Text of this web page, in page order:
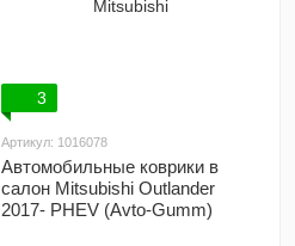
3
Артикул: 1016078
Автомобильные коврики в
салон Mitsubishi Outlander
2017- PHEV (Avto-Gumm)